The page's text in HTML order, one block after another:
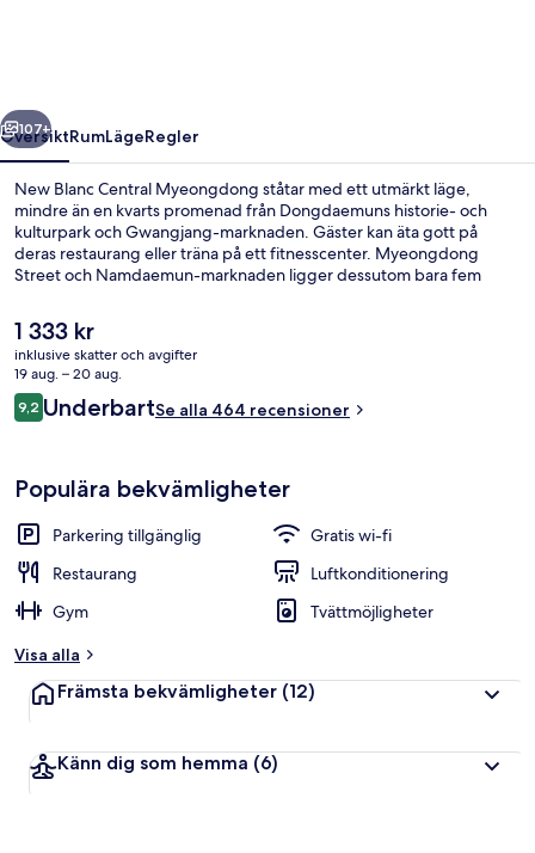
Nästa
107+
ÖversiktRumLägeRegler
New Blanc Central Myeongdong ståtar med ett utmärkt läge,
mindre än en kvarts promenad från Dongdaemuns historie- och
kulturpark och Gwangjang-marknaden. Gäster kan äta gott på
deras restaurang eller träna på ett fitnesscenter. Myeongdong
Street och Namdaemun-marknaden ligger dessutom bara fem
ga station tar det 5 minuter att gå och till Chungmuro station är det 7
minuter.
Det
nuvarande
priset
är
1 333 kr
1 333 kr
inklusive skatter och avgifter
19 aug. – 20 aug.
Recensioner
9,29,2 av 10,
UnderbartSe alla 464 recensioner
Populära bekvämligheter
Parkering tillgänglig
Gratis wi-fi
Restaurang
Luftkonditionering
Gym
Tvättmöjligheter
Visa alla
Främsta bekvämligheter (12)
Känn dig som hemma (6)